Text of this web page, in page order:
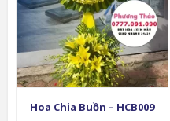
Hoa Chia Buồn – HCB009